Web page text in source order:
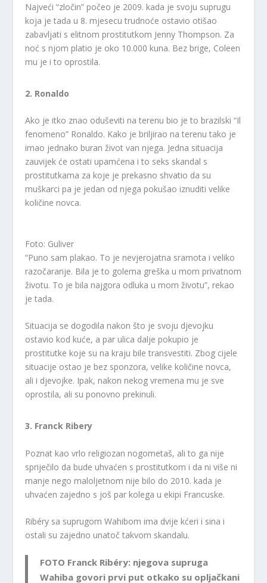
Najveći “zločin” počeo je 2009. kada je svoju suprugu
koja je tada u 8. mjesecu trudnoće ostavio otišao
zabavljati s elitnom prostitutkom Jenny Thompson. Za
noć s njom platio je oko 10.000 kuna. Bez brige, Coleen
mu je i to oprostila.
2. Ronaldo
Ako je itko znao oduševiti na terenu bio je to brazilski “Il
fenomeno” Ronaldo. Kako je briljirao na terenu tako je
imao jednako buran život van njega. Jedna situacija
zauvijek će ostati upamćena i to seks skandal s
prostitutkama za koje je prekasno shvatio da su
muškarci pa je jedan od njega pokušao iznuditi velike
količine novca.
Foto: Guliver
“Puno sam plakao. To je nevjerojatna sramota i veliko
razočaranje. Bila je to golema greška u mom privatnom
životu. To je bila najgora odluka u mom životu”, rekao
je tada.
Situacija se dogodila nakon što je svoju djevojku
ostavio kod kuće, a par ulica dalje pokupio je
prostitutke koje su na kraju bile transvestiti. Zbog cijele
situacije ostao je bez sponzora, velike količine novca,
ali i djevojke. Ipak, nakon nekog vremena mu je sve
oprostila, ali su ponovno prekinuli.
3. Franck Ribery
Poznat kao vrlo religiozan nogometaš, ali to ga nije
spriječilo da bude uhvaćen s prostitutkom i da ni više ni
manje nego maloljetnom nije bilo do 2010. kada je
uhvaćen zajedno s još par kolega u ekipi Francuske.
Ribéry sa suprugom Wahibom ima dvije kćeri i sina i
ostali su zajedno unatoč takvom skandalu.
FOTO Franck Ribéry: njegova supruga
Wahiba govori prvi put otkako su opljačkani